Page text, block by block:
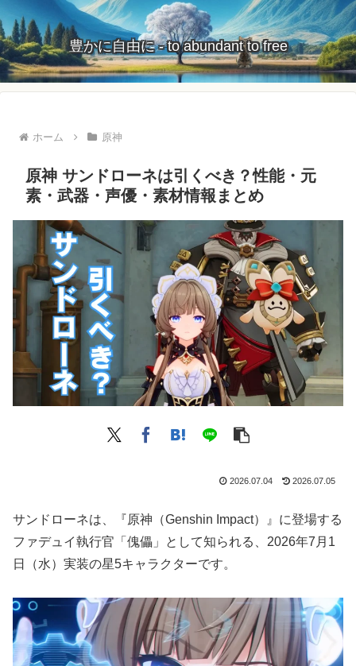
豊かに自由に - to abundant to free
ホーム 原神
原神 サンドローネは引くべき？性能・元
素・武器・声優・素材情報まとめ
2026.07.04 2026.07.05
サンドローネは、『原神（Genshin Impact）』に登場する
ファデュイ執行官「傀儡」として知られる、2026年7月1
日（水）実装の星5キャラクターです。